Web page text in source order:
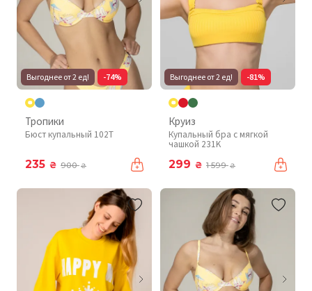
Выгоднее от 2 ед! -74%
Тропики
Бюст купальный 102T
235 ₴ 900₴
Выгоднее от 2 ед! -81%
Круиз
Купальный бра с мягкой
чашкой 231K
299 ₴ 1 599₴